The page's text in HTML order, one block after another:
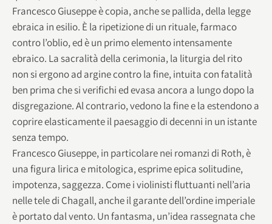
Francesco Giuseppe è copia, anche se pallida, della legge
ebraica in esilio. È la ripetizione di un rituale, farmaco
contro l’oblio, ed è un primo elemento intensamente
ebraico. La sacralità della cerimonia, la liturgia del rito
non si ergono ad argine contro la fine, intuita con fatalità
ben prima che si verifichi ed evasa ancora a lungo dopo la
disgregazione. Al contrario, vedono la fine e la estendono a
coprire elasticamente il paesaggio di decenni in un istante
senza tempo.
Francesco Giuseppe, in particolare nei romanzi di Roth, è
una figura lirica e mitologica, esprime epica solitudine,
impotenza, saggezza. Come i violinisti fluttuanti nell’aria
nelle tele di Chagall, anche il garante dell’ordine imperiale
è portato dal vento. Un fantasma, un’idea rassegnata che